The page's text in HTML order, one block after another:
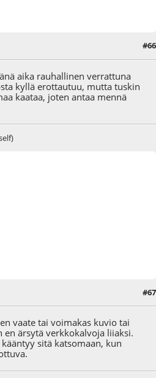
#66
aika rauhallinen verrattuna
kyllä erottautuu, mutta tuskin
kaataa, joten antaa mennä
#67
vaate tai voimakas kuvio tai
en ärsytä verkkokalvoja liiaksi.
sitä katsomaan, kun